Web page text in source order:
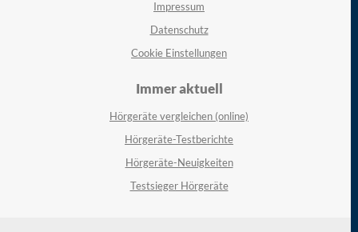
Impressum
Datenschutz
Cookie Einstellungen
Immer aktuell
Hörgeräte vergleichen (online)
Hörgeräte-Testberichte
Hörgeräte-Neuigkeiten
Testsieger Hörgeräte